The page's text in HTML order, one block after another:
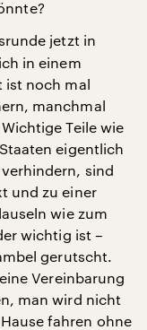
jetzt in
in einem
ist noch mal
manchmal
Teile wie
eigentlich
sind
und zu einer
wie zum
wichtig ist –
gerutscht.
Vereinbarung
man wird nicht
fahren ohne